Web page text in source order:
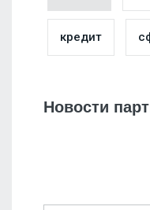
кредит
Новости